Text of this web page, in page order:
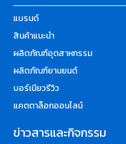
แบรนด์
สินค้าแนะนำ
ผลิตภัณฑ์อุตสาหกรรม
ผลิตภัณฑ์ยานยนต์
บอร์เนียวรีวิว
แคตตาล็อกออนไลน์
ข่าวสารและกิจกรรม